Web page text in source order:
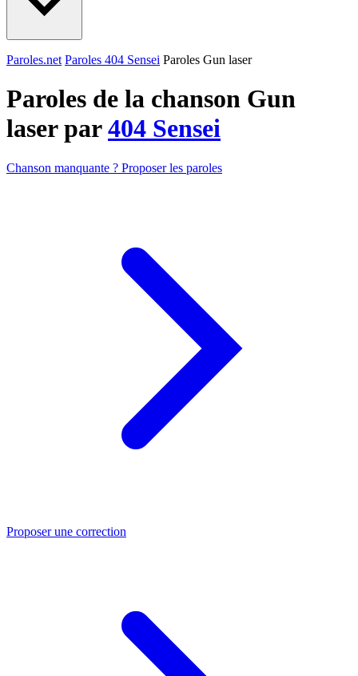
Paroles.net Paroles 404 Sensei Paroles Gun laser
Paroles de la chanson Gun
laser par404 Sensei
Chanson manquante ? Proposer les paroles
Proposer une correction